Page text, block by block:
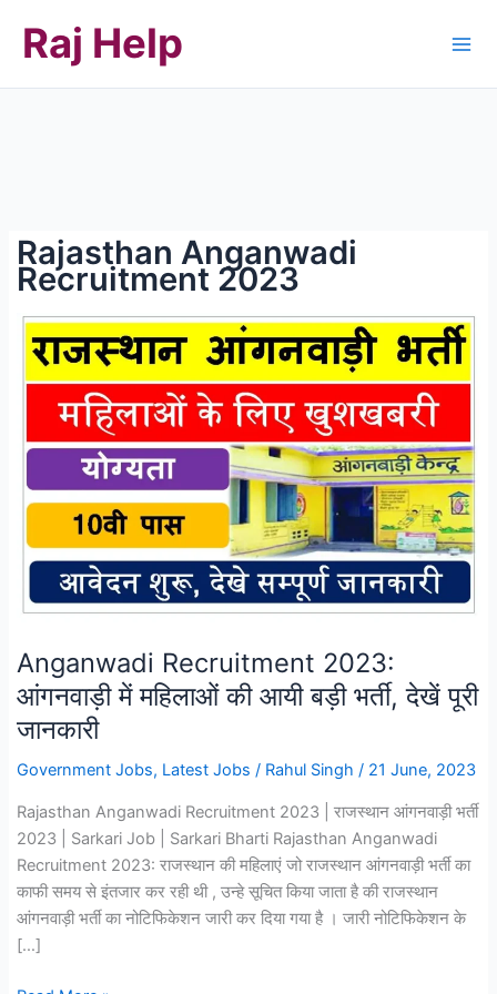
content
Raj Help
Rajasthan Anganwadi
Recruitment 2023
Anganwadi Recruitment 2023:
आंगनवाड़ी में महिलाओं की आयी बड़ी भर्ती, देखें पूरी
जानकारी
Government Jobs, Latest Jobs / Rahul Singh/ 21 June, 2023
Rajasthan Anganwadi Recruitment 2023 | राजस्थान आंगनवाड़ी भर्ती
2023 | Sarkari Job | Sarkari Bharti Rajasthan Anganwadi
Recruitment 2023: राजस्थान की महिलाएं जो राजस्थान आंगनवाड़ी भर्ती का
काफी समय से इंतजार कर रही थी , उन्हे सूचित किया जाता है की राजस्थान
आंगनवाड़ी भर्ती का नोटिफिकेशन जारी कर दिया गया है । जारी नोटिफिकेशन के
[…]